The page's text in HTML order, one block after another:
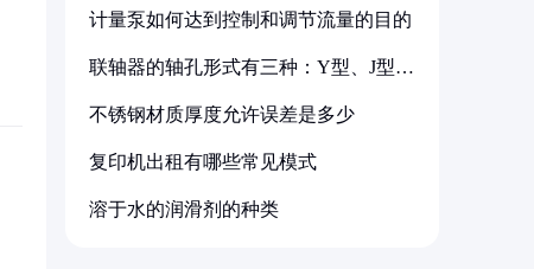
计量泵如何达到控制和调节流量的目的
联轴器的轴孔形式有三种：Y型、J型、
不锈钢材质厚度允许误差是多少
复印机出租有哪些常见模式
溶于水的润滑剂的种类